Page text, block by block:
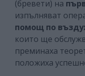
(бревети) на
изпълняват
помощ по
които ще
преминаха
положиха